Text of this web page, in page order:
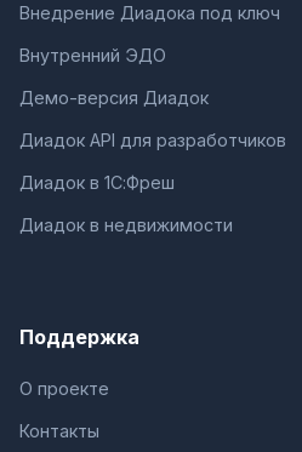
Внедрение Диадока под ключ
Внутренний ЭДО
Демо-версия Диадок
Диадок API для разработчиков
Диадок в 1С:Фреш
Диадок в недвижимости
Поддержка
О проекте
Контакты